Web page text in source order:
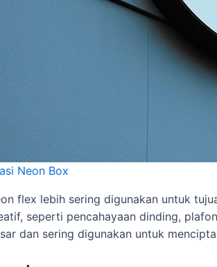
Neon Box
flex lebih sering digunakan untuk
seperti pencahayaan dinding,
dan sering digunakan untuk